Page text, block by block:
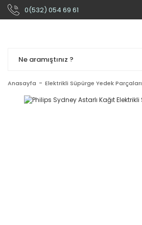
0(532) 054 69 61
Anasayfa Elektrikli Süpürge Yedek Parçaları